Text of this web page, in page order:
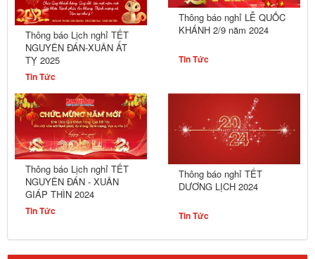
Thông báo Lịch nghỉ TẾT
NGUYÊN ĐÁN-XUÂN ẤT
TỴ 2025
Tin Tức
Thông báo nghỉ LỄ QUỐC
KHÁNH 2/9 năm 2024
Tin Tức
Thông báo Lịch nghỉ TẾT
NGUYÊN ĐÁN - XUÂN
GIÁP THÌN 2024
Tin Tức
Thông báo nghỉ TẾT
DƯƠNG LỊCH 2024
Tin Tức